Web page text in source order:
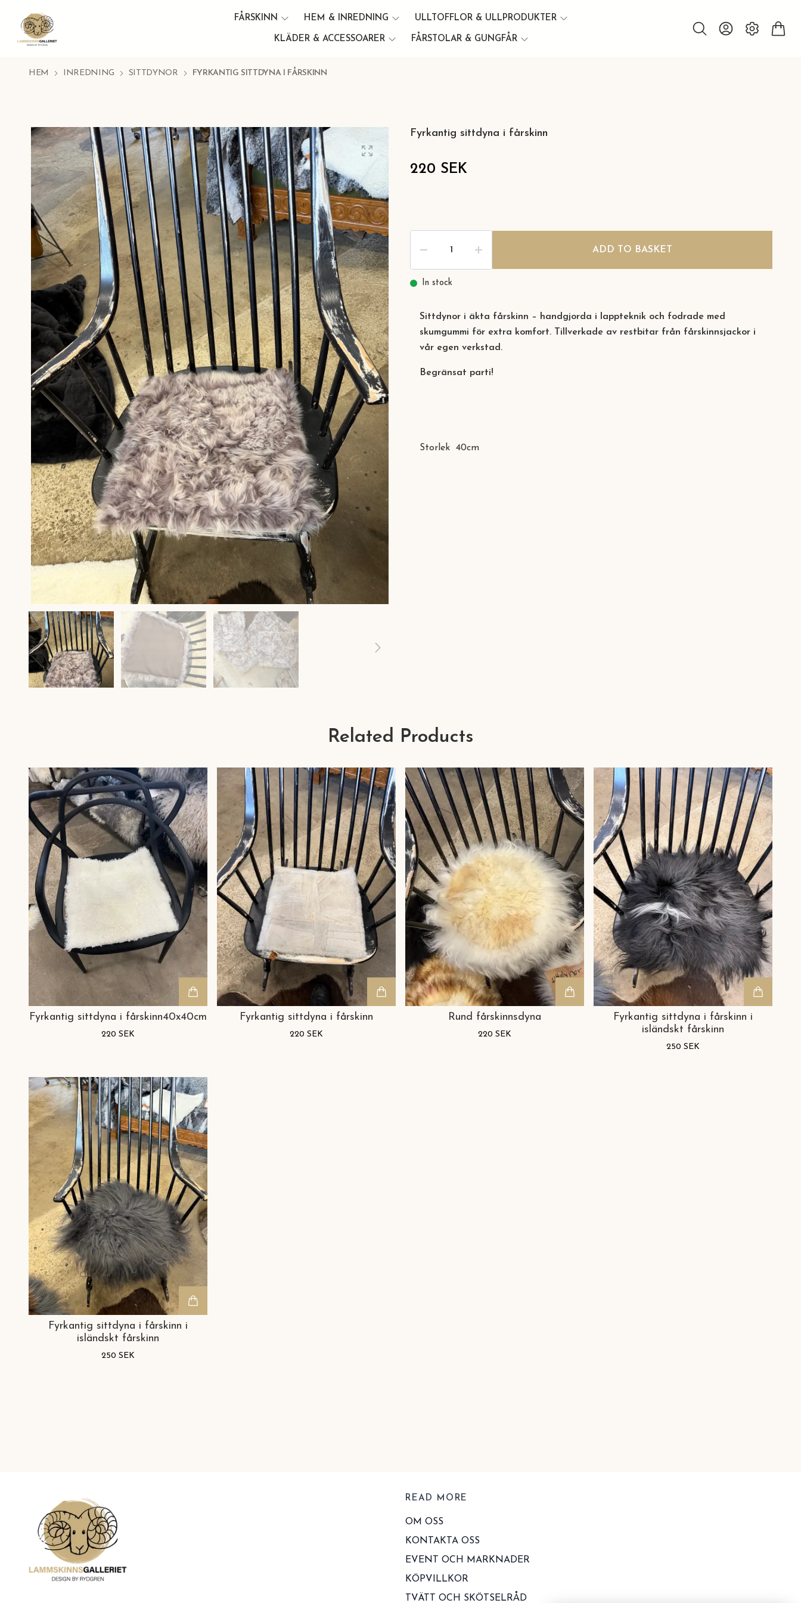
FÅRSKINN HEM & INREDNING ULLTOFFLOR & ULLPRODUKTER
KLÄDER & ACCESSOARER FÅRSTOLAR & GUNGFÅR
HEM INREDNING SITTDYNOR FYRKANTIG SITTDYNA I FÅRSKINN
Fyrkantig sittdyna i fårskinn
220 SEK
ADD TO BASKET
In stock
Sittdynor i äkta fårskinn – handgjorda i lappteknik och fodrade med
skumgummi för extra komfort. Tillverkade av restbitar från fårskinnsjackor i
vår egen verkstad.
Begränsat parti!
Storlek 40cm
Related Products
Fyrkantig sittdyna i fårskinn40x40cm
220 SEK
Fyrkantig sittdyna i fårskinn
220 SEK
Rund fårskinnsdyna
220 SEK
Fyrkantig sittdyna i fårskinn i
isländskt fårskinn
250 SEK
Fyrkantig sittdyna i fårskinn i
isländskt fårskinn
250 SEK
READ MORE
OM OSS
KONTAKTA OSS
EVENT OCH MARKNADER
KÖPVILLKOR
TVÄTT OCH SKÖTSELRÅD